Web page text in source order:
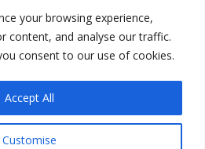
your browsing experience,
content, and analyse our traffic.
consent to our use of cookies.
Customise
Accept All
Contact
Marketing i oglašavanje